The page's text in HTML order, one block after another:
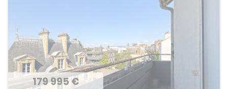
179 995 €